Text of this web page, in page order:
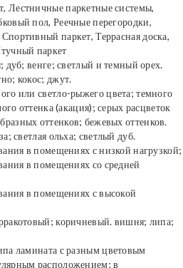
Лестничные паркетные системы,
пол, Реечные перегородки,
паркет, Террасная доска,
паркет
дуб; венге; светлый и темный орех.
кокос; джут.
или светло-рыжего цвета; темного
оттенка (акация); серых расцветок
оттенков; бежевых оттенков.
светлая ольха; светлый дуб.
в помещениях с низкой нагрузкой;
в помещениях со средней
в помещениях с высокой
коричневый. вишня; липа;
ламината с разным цветовым
расположением; в